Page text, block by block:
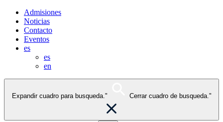
Admisiones
Noticias
Contacto
Eventos
es
es
en
Expandir cuadro para busqueda." Cerrar cuadro de busqueda."